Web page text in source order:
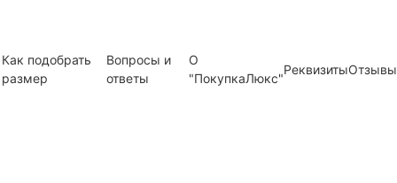
Как подобрать
размер
Вопросы и
ответы
О
"ПокупкаЛюкс"
РеквизитыОтзывы